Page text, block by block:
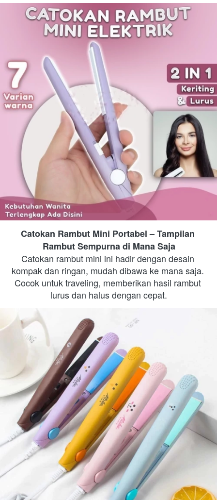
Catokan Rambut Mini Portabel – Tampilan
Rambut Sempurna di Mana Saja
Catokan rambut mini ini hadir dengan desain
kompak dan ringan, mudah dibawa ke mana saja.
Cocok untuk traveling, memberikan hasil rambut
lurus dan halus dengan cepat.